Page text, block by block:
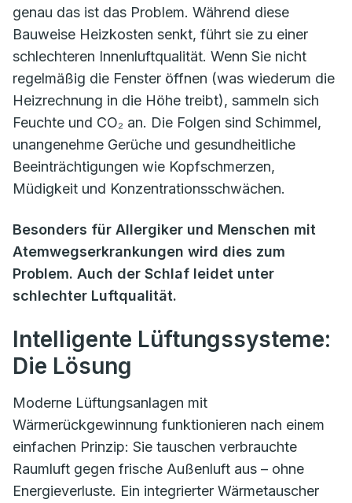
genau das ist das Problem. Während diese
Bauweise Heizkosten senkt, führt sie zu einer
schlechteren Innenluftqualität. Wenn Sie nicht
regelmäßig die Fenster öffnen (was wiederum die
Heizrechnung in die Höhe treibt), sammeln sich
Feuchte und CO₂ an. Die Folgen sind Schimmel,
unangenehme Gerüche und gesundheitliche
Beeinträchtigungen wie Kopfschmerzen,
Müdigkeit und Konzentrationsschwächen.
Besonders für Allergiker und Menschen mit
Atemwegserkrankungen wird dies zum
Problem. Auch der Schlaf leidet unter
schlechter Luftqualität.
Intelligente Lüftungssysteme:
Die Lösung
Moderne Lüftungsanlagen mit
Wärmerückgewinnung funktionieren nach einem
einfachen Prinzip: Sie tauschen verbrauchte
Raumluft gegen frische Außenluft aus – ohne
Energieverluste. Ein integrierter Wärmetauscher